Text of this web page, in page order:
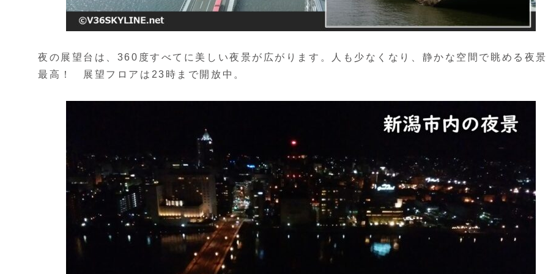
夜の展望台は、360度すべてに美しい夜景が広がります。人も少なくなり、静かな空間で眺める夜
最高！ 展望フロアは23時まで開放中。